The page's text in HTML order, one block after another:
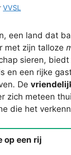
VVSL
een land dat
met zijn talloze
sieren,
en een rijke
De
zich meteen
die het
op een rij